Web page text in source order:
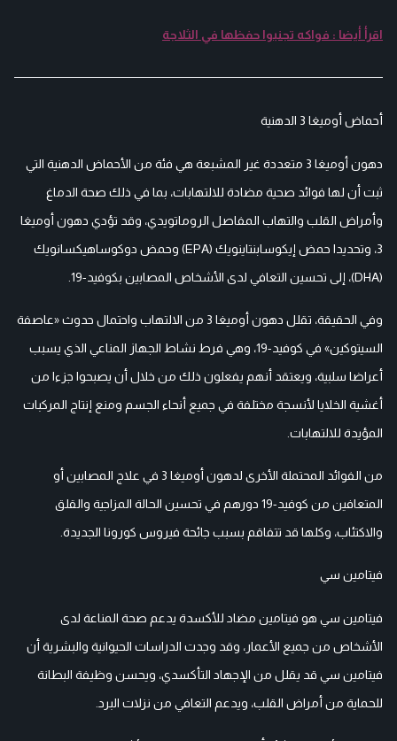
اقرأ أيضا : فواكه تجنبوا حفظها في الثلاجة
أحماض أوميغا 3 الدهنية
دهون أوميغا 3 متعددة غير المشبعة هي فئة من الأحماض الدهنية التي
ثبت أن لها فوائد صحية مضادة للالتهابات، بما في ذلك صحة الدماغ
وأمراض القلب والتهاب المفاصل الروماتويدي، وقد تؤدي دهون أوميغا
3، وتحديدا حمض إيكوسابنتاينويك (EPA) وحمض دوكوساهيكسانويك
(DHA)، إلى تحسين التعافي لدى الأشخاص المصابين بكوفيد-19.
وفي الحقيقة، تقلل دهون أوميغا 3 من الالتهاب واحتمال حدوث «عاصفة
السيتوكين» في كوفيد-19، وهي فرط نشاط الجهاز المناعي الذي يسبب
أعراضا سلبية، ويعتقد أنهم يفعلون ذلك من خلال أن يصبحوا جزءا من
أغشية الخلايا لأنسجة مختلفة في جميع أنحاء الجسم ومنع إنتاج المركبات
المؤيدة للالتهابات.
من الفوائد المحتملة الأخرى لدهون أوميغا 3 في علاج المصابين أو
المتعافين من كوفيد-19 دورهم في تحسين الحالة المزاجية والقلق
والاكتئاب، وكلها قد تتفاقم بسبب جائحة فيروس كورونا الجديدة.
فيتامين سي
فيتامين سي هو فيتامين مضاد للأكسدة يدعم صحة المناعة لدى
الأشخاص من جميع الأعمار، وقد وجدت الدراسات الحيوانية والبشرية أن
فيتامين سي قد يقلل من الإجهاد التأكسدي، ويحسن وظيفة البطانة
للحماية من أمراض القلب، ويدعم التعافي من نزلات البرد.